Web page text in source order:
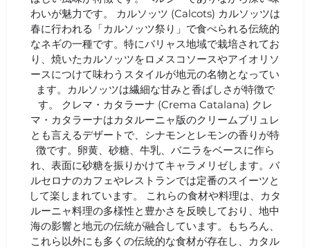
わいが魅力です。 カルソッツ (Calcots) カルソッツは
春に行われる「カルソッツ祭り」で食べられる伝統的
なネギの一種です。特にバリャス地域で栽培されてお
り、焼いたカルソッツをロメスコソースやアイオリソ
ースにつけて味わうスタイルが地元の名物となってい
ます。カルソッツは繊細な甘みと香ばしさが特徴で
す。 クレマ・カタラーナ (Crema Catalana) クレ
マ・カタラーナはカタルーニャ版のクリームブリュレ
とも言えるデザートで、シナモンとレモンの香りが特
徴です。卵黄、砂糖、牛乳、バニラをベースに作ら
れ、表面に砂糖を振りかけてキャラメリゼします。バ
ルセロナのカフェやレストランでは定番のスイーツと
して楽しまれています。 これらの食材や料理は、カタ
ルーニャ料理の多様性と豊かさを反映しており、地中
海の影響と地元の伝統が融合しています。もちろん、
これら以外にも多くの伝統的な食材が存在し、カタル